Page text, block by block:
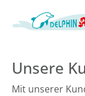
Unsere
Mit unserer